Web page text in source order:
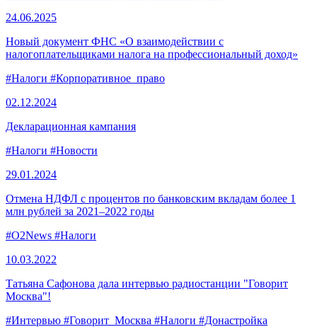
24.06.2025
Новый документ ФНС «О взаимодействии с
налогоплательщиками налога на профессиональный доход»
#Налоги #Корпоративное_право
02.12.2024
Декларационная кампания
#Налоги #Новости
29.01.2024
Отмена НДФЛ с процентов по банковским вкладам более 1
млн рублей за 2021–2022 годы
#O2News #Налоги
10.03.2022
Татьяна Сафонова дала интервью радиостанции "Говорит
Москва"!
#Интервью #Говорит_Москва #Налоги #Донастройка